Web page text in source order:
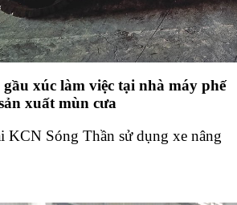
xúc làm việc tại nhà máy phế
xuất mùn cưa
KCN Sóng Thần sử dụng xe nâng